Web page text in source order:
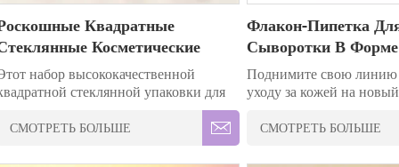
Квадратные
Косметические
С Круглыми
набор высококачественной
стеклянной упаковки для
средств по уходу за кожей отличается
элегантным, привлекательным
дизайном с крышкой в ​​форме сферы,
в различных цветах
СМОТРЕТЬ БОЛЬШЕ
Флакон-Пипетка
Сыворотки В
Стеклянный.
Поднимите свою линию
уходу за кожей на
стеклянного флакона-
разработанного для
СМОТРЕТЬ БОЛЬШЕ